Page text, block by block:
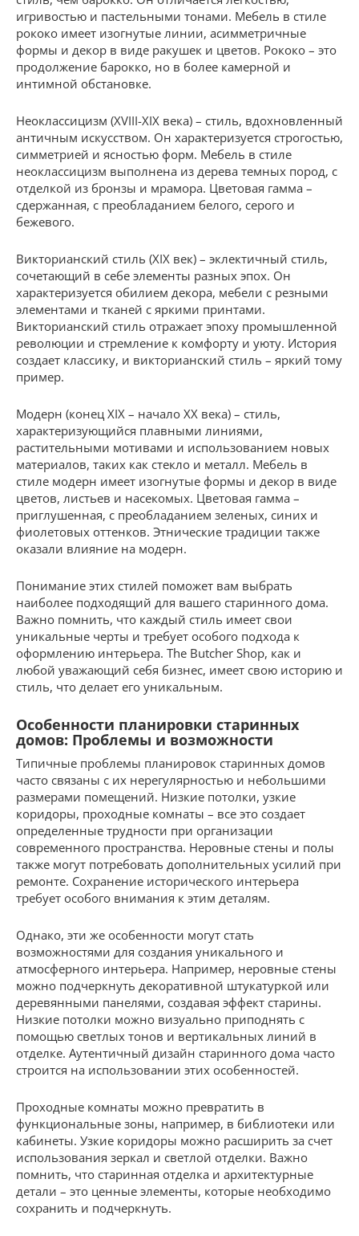
игривостью и пастельными тонами. Мебель в стиле
рококо имеет изогнутые линии, асимметричные
формы и декор в виде ракушек и цветов. Рококо – это
продолжение барокко, но в более камерной и
интимной обстановке.
Неоклассицизм (XVIII-XIX века) – стиль, вдохновленный
античным искусством. Он характеризуется строгостью,
симметрией и ясностью форм. Мебель в стиле
неоклассицизм выполнена из дерева темных пород, с
отделкой из бронзы и мрамора. Цветовая гамма –
сдержанная, с преобладанием белого, серого и
бежевого.
Викторианский стиль (XIX век) – эклектичный стиль,
сочетающий в себе элементы разных эпох. Он
характеризуется обилием декора, мебели с резными
элементами и тканей с яркими принтами.
Викторианский стиль отражает эпоху промышленной
революции и стремление к комфорту и уюту. История
создает классику, и викторианский стиль – яркий тому
пример.
Модерн (конец XIX – начало XX века) – стиль,
характеризующийся плавными линиями,
растительными мотивами и использованием новых
материалов, таких как стекло и металл. Мебель в
стиле модерн имеет изогнутые формы и декор в виде
цветов, листьев и насекомых. Цветовая гамма –
приглушенная, с преобладанием зеленых, синих и
фиолетовых оттенков. Этнические традиции также
оказали влияние на модерн.
Понимание этих стилей поможет вам выбрать
наиболее подходящий для вашего старинного дома.
Важно помнить, что каждый стиль имеет свои
уникальные черты и требует особого подхода к
оформлению интерьера. The Butcher Shop, как и
любой уважающий себя бизнес, имеет свою историю и
стиль, что делает его уникальным.
Особенности планировки старинных
домов: Проблемы и возможности
Типичные проблемы планировок старинных домов
часто связаны с их нерегулярностью и небольшими
размерами помещений. Низкие потолки, узкие
коридоры, проходные комнаты – все это создает
определенные трудности при организации
современного пространства. Неровные стены и полы
также могут потребовать дополнительных усилий при
ремонте. Сохранение исторического интерьера
требует особого внимания к этим деталям.
Однако, эти же особенности могут стать
возможностями для создания уникального и
атмосферного интерьера. Например, неровные стены
можно подчеркнуть декоративной штукатуркой или
деревянными панелями, создавая эффект старины.
Низкие потолки можно визуально приподнять с
помощью светлых тонов и вертикальных линий в
отделке. Аутентичный дизайн старинного дома часто
строится на использовании этих особенностей.
Проходные комнаты можно превратить в
функциональные зоны, например, в библиотеки или
кабинеты. Узкие коридоры можно расширить за счет
использования зеркал и светлой отделки. Важно
помнить, что старинная отделка и архитектурные
детали – это ценные элементы, которые необходимо
сохранить и подчеркнуть.